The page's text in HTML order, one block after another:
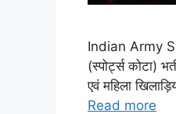
Indian Army
(स्पोर्ट्स कोटा)
एवं महिला
Read more